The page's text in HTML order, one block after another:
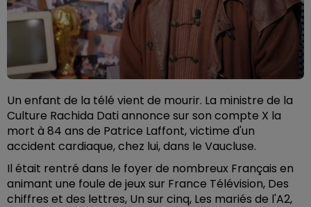
Un enfant de la télé vient de mourir. La ministre de la
Culture Rachida Dati annonce sur son compte X la
mort à 84 ans de Patrice Laffont, victime d'un
accident cardiaque, chez lui, dans le Vaucluse.
Il était rentré dans le foyer de nombreux Français en
animant une foule de jeux sur France Télévision, Des
chiffres et des lettres, Un sur cinq, Les mariés de l'A2,